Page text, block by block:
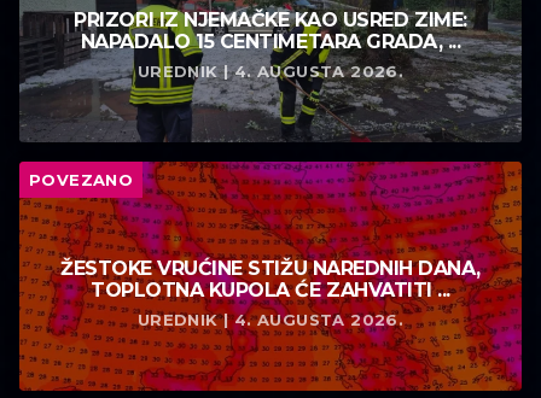
PRIZORI IZ NJEMAČKE KAO USRED ZIME:
NAPADALO 15 CENTIMETARA GRADA, ...
UREDNIK | 4. AUGUSTA 2026.
POVEZANO
ŽESTOKE VRUĆINE STIŽU NAREDNIH DANA,
TOPLOTNA KUPOLA ĆE ZAHVATITI ...
UREDNIK | 4. AUGUSTA 2026.